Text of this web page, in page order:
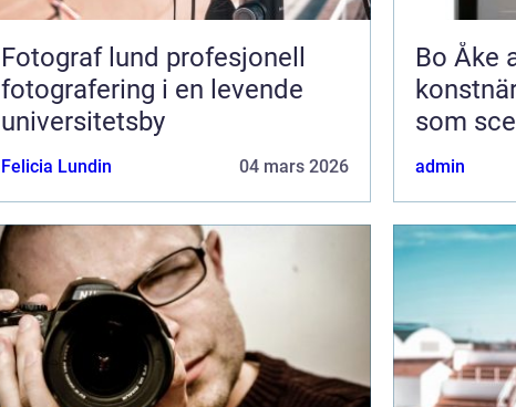
Fotograf lund profesjonell
fotografering i en levende
universitetsby
Felicia Lundin 04 mars 2026
Bo Åke
som
admin